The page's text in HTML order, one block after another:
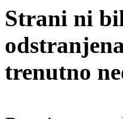
Strani ni
trenutno